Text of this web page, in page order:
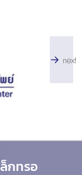
next
กทรอ